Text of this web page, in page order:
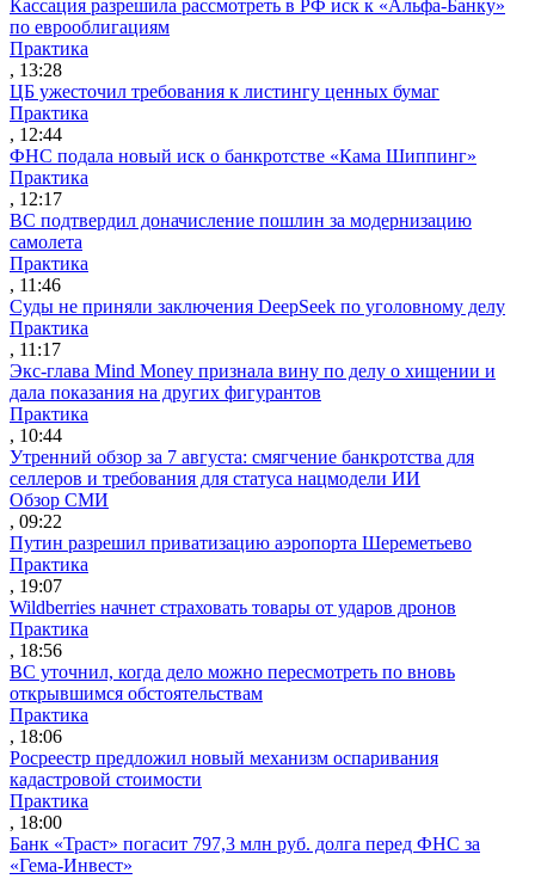
Кассация разрешила рассмотреть в РФ иск к «Альфа-Банку»
по еврооблигациям
Практика
, 13:28
ЦБ ужесточил требования к листингу ценных бумаг
Практика
, 12:44
ФНС подала новый иск о банкротстве «Кама Шиппинг»
Практика
, 12:17
ВС подтвердил доначисление пошлин за модернизацию
самолета
Практика
, 11:46
Суды не приняли заключения DeepSeek по уголовному делу
Практика
, 11:17
Экс-глава Mind Money признала вину по делу о хищении и
дала показания на других фигурантов
Практика
, 10:44
Утренний обзор за 7 августа: смягчение банкротства для
селлеров и требования для статуса нацмодели ИИ
Обзор СМИ
, 09:22
Путин разрешил приватизацию аэропорта Шереметьево
Практика
, 19:07
Wildberries начнет страховать товары от ударов дронов
Практика
, 18:56
ВС уточнил, когда дело можно пересмотреть по вновь
открывшимся обстоятельствам
Практика
, 18:06
Росреестр предложил новый механизм оспаривания
кадастровой стоимости
Практика
, 18:00
Банк «Траст» погасит 797,3 млн руб. долга перед ФНС за
«Гема-Инвест»